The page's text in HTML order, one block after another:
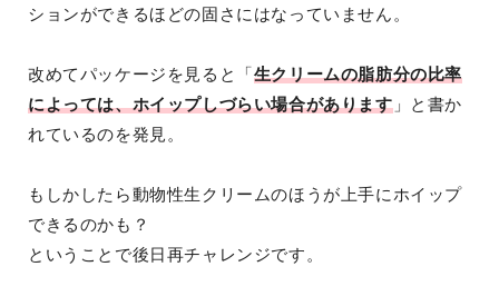
ションができるほどの固さにはなっていません。
改めてパッケージを見ると「 生クリームの脂肪分の比率
によっては、ホイップしづらい場合があります」と書か
れているのを発見。
もしかしたら動物性生クリームのほうが上手にホイップ
できるのかも？
ということで後日再チャレンジです。